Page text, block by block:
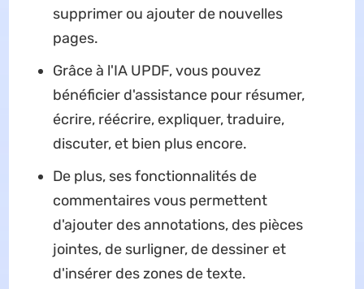
supprimer ou ajouter de nouvelles
pages.
Grâce à l'IA UPDF, vous pouvez
bénéficier d'assistance pour résumer,
écrire, réécrire, expliquer, traduire,
discuter, et bien plus encore.
De plus, ses fonctionnalités de
commentaires vous permettent
d'ajouter des annotations, des pièces
jointes, de surligner, de dessiner et
d'insérer des zones de texte.